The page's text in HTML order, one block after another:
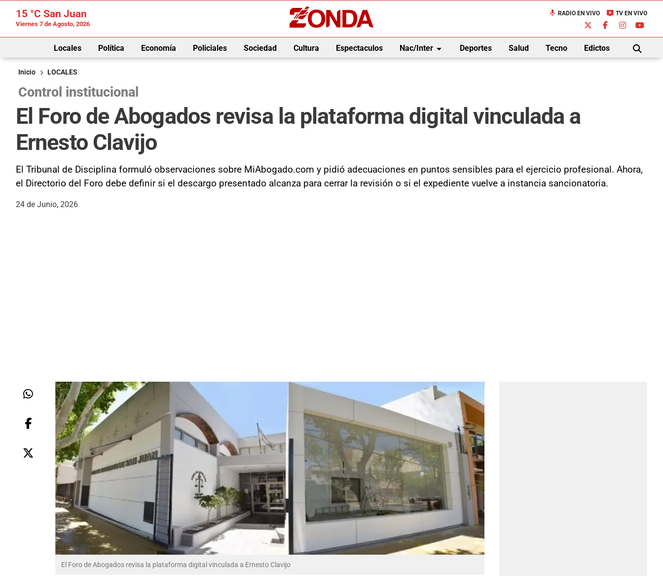
15 °C San Juan
Viernes 7 de Agosto, 2026
mic RADIO EN VIVO live_tv TV EN VIVO
Locales Política Economía Policiales Sociedad Cultura Espectaculos Nac/Interarrow_drop_down Deportes Salud Tecno Edictos
BUSCAR
Inicio
LOCALES
Control institucional
El Foro de Abogados revisa la plataforma digital vinculada a
Ernesto Clavijo
El Tribunal de Disciplina formuló observaciones sobre MiAbogado.com y pidió adecuaciones en puntos sensibles para el ejercicio profesional. Ahora,
el Directorio del Foro debe definir si el descargo presentado alcanza para cerrar la revisión o si el expediente vuelve a instancia sancionatoria.
24 de Junio, 2026
El Foro de Abogados revisa la plataforma digital vinculada a Ernesto Clavijo